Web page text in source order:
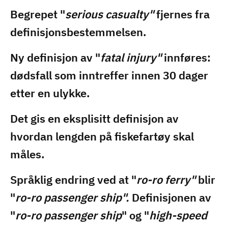
Begrepet "serious casualty"fjernes fra
definisjonsbestemmelsen.
Ny definisjon av "fatal injury"innføres:
dødsfall som inntreffer innen 30 dager
etter en ulykke.
Det gis en eksplisitt definisjon av
hvordan lengden på fiskefartøy skal
måles.
Språklig endring ved at "ro-ro ferry"blir
"ro-ro passenger ship". Definisjonen av
"ro-ro passenger ship" og "high-speed